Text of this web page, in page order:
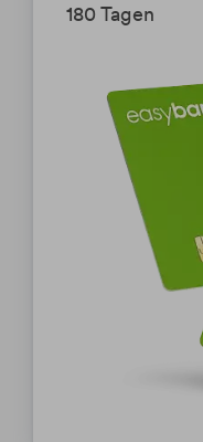
180 Tagen